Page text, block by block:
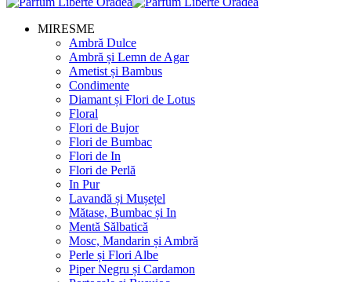
MIRESME
Ambră Dulce
Ambră și Lemn de Agar
Ametist și Bambus
Condimente
Diamant și Flori de Lotus
Floral
Flori de Bujor
Flori de Bumbac
Flori de In
Flori de Perlă
In Pur
Lavandă și Mușețel
Mătase, Bumbac și In
Mentă Sălbatică
Mosc, Mandarin și Ambră
Perle și Flori Albe
Piper Negru și Cardamon